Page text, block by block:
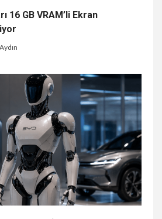
16 GB VRAM’li Ekran